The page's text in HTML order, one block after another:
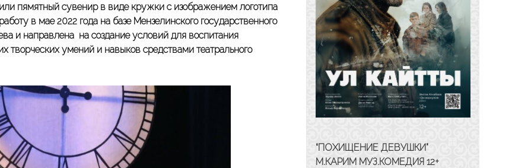
пямятный сувенир в виде кружки с изображением логотипа
в мае 2022 года на базе Мензелинского государственного
и направлена на создание условий для воспитания
творческих умений и навыков средствами театрального
“ПОХИЩЕНИЕ ДЕВУШКИ”
М.КАРИМ МУЗ.КОМЕДИЯ 12+